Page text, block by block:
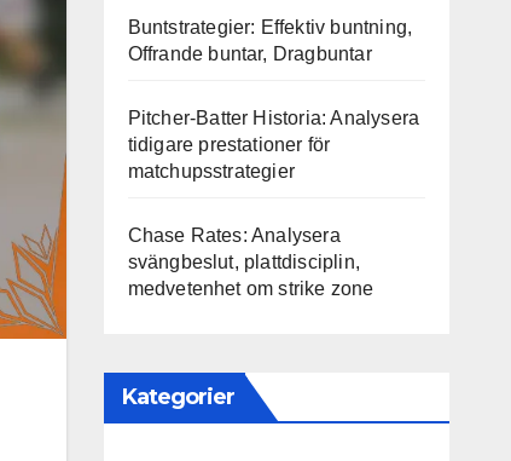
Buntstrategier: Effektiv buntning,
Offrande buntar, Dragbuntar
Pitcher-Batter Historia: Analysera
tidigare prestationer för
matchupsstrategier
Chase Rates: Analysera
svängbeslut, plattdisciplin,
medvetenhet om strike zone
Kategorier